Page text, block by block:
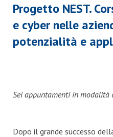
Progetto NEST.
e cyber nelle
potenzialità e
Sei appuntamenti in modalità
Dopo il grande successo